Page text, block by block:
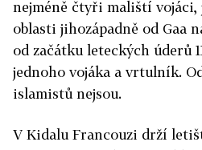
nejméně čtyři maliští vojáci,
oblasti jihozápadně od Gaa
od začátku leteckých úderů
jednoho vojáka a vrtulník.
islamistů nejsou.
V Kidalu Francouzi drží